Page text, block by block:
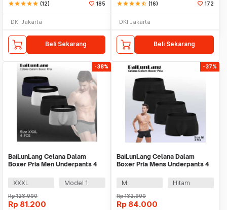
starstarstarstarstar (12) 185
DKI Jakarta
Beli Sekarang
starstarstarstarstar_half (16) 172
DKI Jakarta
Beli Sekarang
-38%
BaiLunLang Celana Dalam
Boxer Pria Men Underpants 4
XXXL
Model 1
Rp128.900
Rp 81.200
-37%
BaiLunLang Celana Dalam
Boxer Pria Mens Underpants 4
M
Hitam
Rp132.900
Rp 84.000